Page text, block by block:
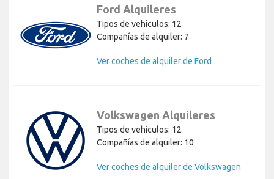
Ford Alquileres
Tipos de vehículos: 12
Compañías de alquiler: 7
Ver coches de alquiler de Ford
Volkswagen Alquileres
Tipos de vehículos: 12
Compañías de alquiler: 10
Ver coches de alquiler de Volkswagen